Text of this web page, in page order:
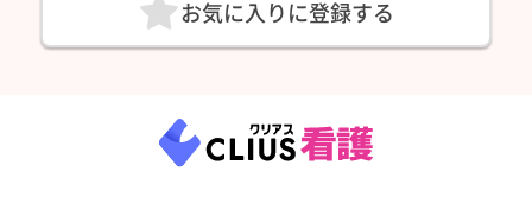
お気に入りに登録する